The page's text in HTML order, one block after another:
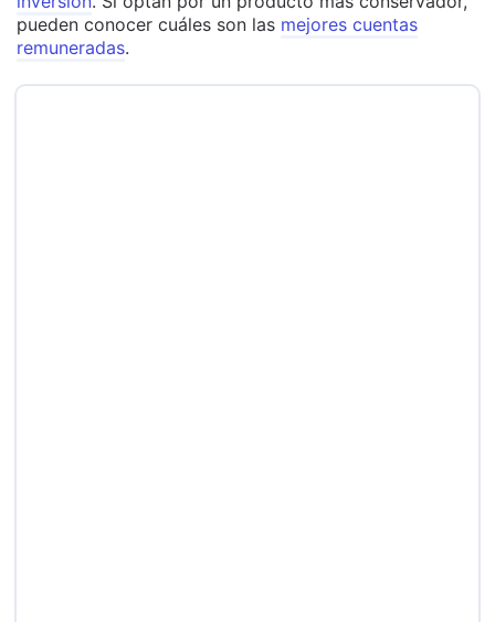
pueden conocer cuáles son las mejores cuentas
remuneradas.